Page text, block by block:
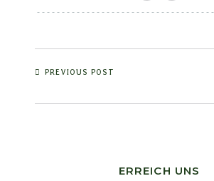
PREVIOUS POST
ERREICH UNS